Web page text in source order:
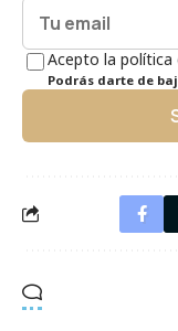
Acepto la política
Podrás darte de